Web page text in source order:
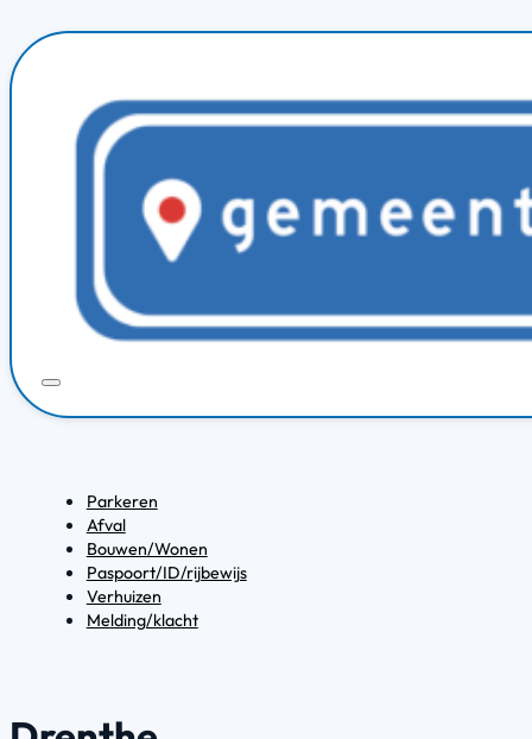
Parkeren
Afval
Bouwen/Wonen
Paspoort/ID/rijbewijs
Verhuizen
Melding/klacht